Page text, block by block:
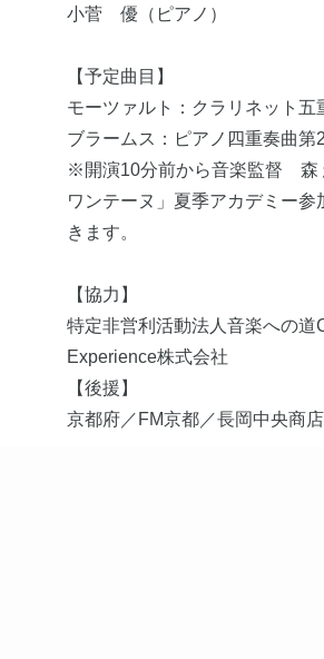
小菅 優（ピアノ）
【予定曲目】
モーツァルト：クラリネット五
ブラームス：ピアノ四重奏曲
※開演10分前から音楽監督 森
ワンテーヌ」夏季アカデミー
きます。
【協力】
特定非営利活動法人音楽への
Experience株式会社
【後援】
京都府／FM京都／長岡中央商